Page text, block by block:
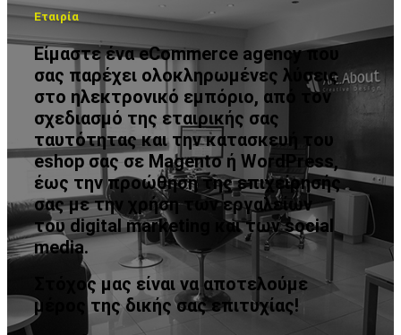
Εταιρία
Είμαστε ένα eCommerce agency που
σας παρέχει ολοκληρωμένες λύσεις
στο ηλεκτρονικό εμπόριο, από τον
σχεδιασμό της εταιρικής σας
ταυτότητας και την κατασκευή του
eshop σας σε Magento ή WordPress,
έως την προώθηση της επιχείρησής
σας με την χρήση των εργαλείων
του digital marketing και των social
media.
Στόχος μας είναι να αποτελούμε
μέρος της δικής σας επιτυχίας!